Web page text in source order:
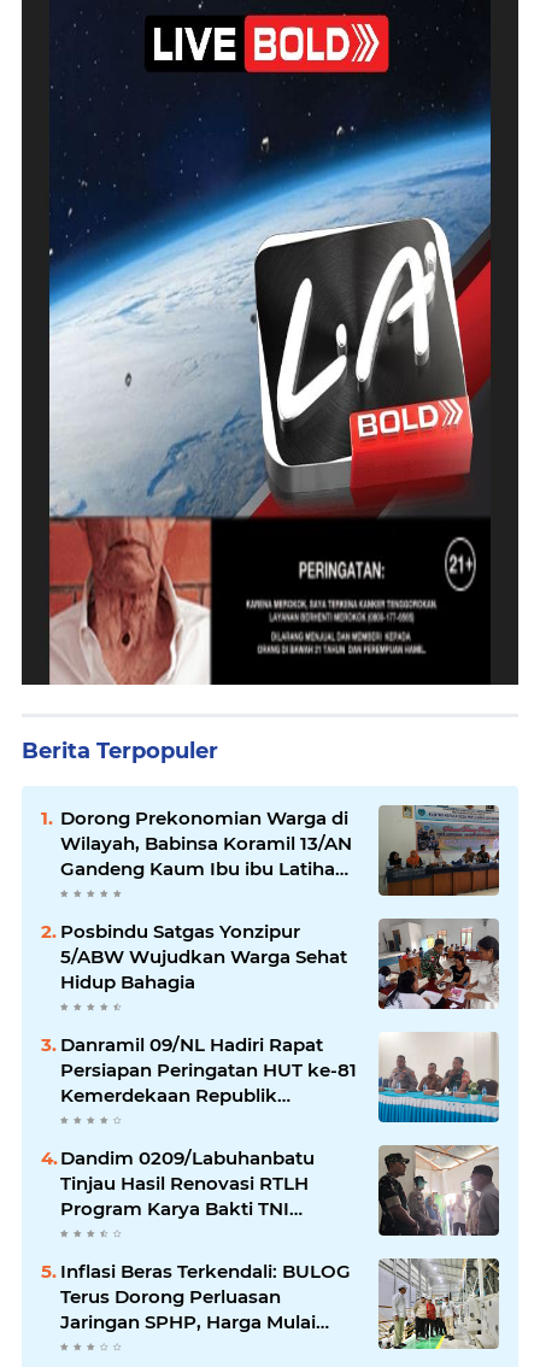
Berita Terpopuler
Dorong Prekonomian Warga di
Wilayah, Babinsa Koramil 13/AN
Gandeng Kaum Ibu ibu Latihan
Jahit Menjahit
Posbindu Satgas Yonzipur
5/ABW Wujudkan Warga Sehat
Hidup Bahagia
Danramil 09/NL Hadiri Rapat
Persiapan Peringatan HUT ke-81
Kemerdekaan Republik
Indonesia
Dandim 0209/Labuhanbatu
Tinjau Hasil Renovasi RTLH
Program Karya Bakti TNI
Semester I Tahun 2026
Inflasi Beras Terkendali: BULOG
Terus Dorong Perluasan
Jaringan SPHP, Harga Mulai
Turun di Ratusan Daerah